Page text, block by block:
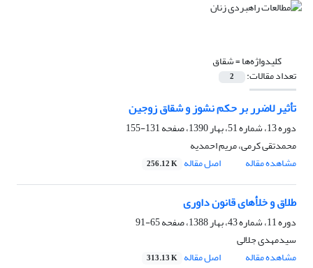
کلیدواژه‌ها =شقاق
تعداد مقالات: 2
تأثیر لاضرر بر حکم نشوز و شقاق زوجین
دوره 13، شماره 51، بهار 1390، صفحه
131-155
محمدتقی کرمی، مریم احمدیه
مشاهده مقاله
اصل مقاله 256.12 K
طلاق و خلأهای قانون داوری
دوره 11، شماره 43، بهار 1388، صفحه
65-91
سیدمهدی جلالی
مشاهده مقاله
اصل مقاله 313.13 K